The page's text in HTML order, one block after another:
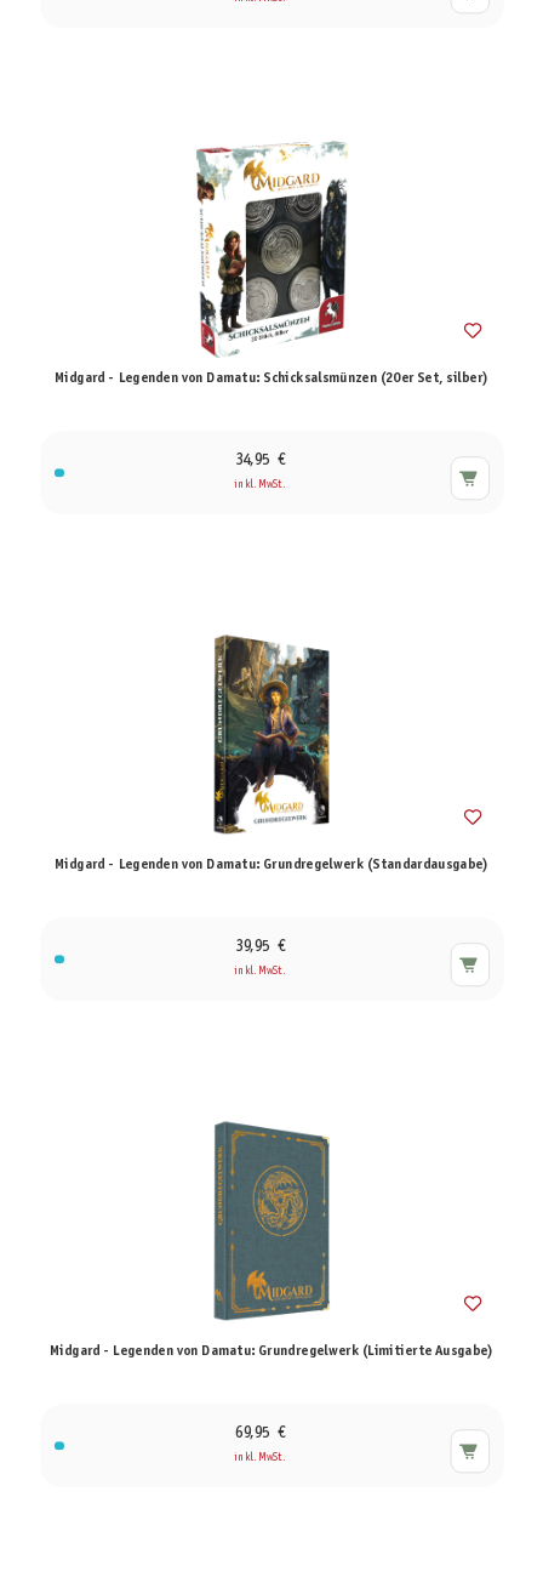
Midgard - Legenden von Damatu: Schicksalsmünzen (20er Set, silber)
34,95 €
inkl. MwSt.
Midgard - Legenden von Damatu: Grundregelwerk (Standardausgabe)
39,95 €
inkl. MwSt.
Midgard - Legenden von Damatu: Grundregelwerk (Limitierte Ausgabe)
69,95 €
inkl. MwSt.